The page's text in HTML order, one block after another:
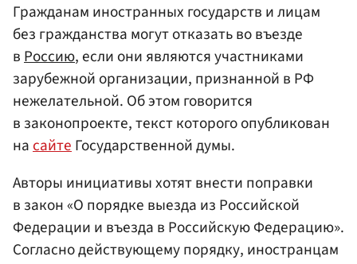
Гражданам иностранных государств и лицам
без гражданства могут отказать во въезде
вРоссию, если они являются участниками
зарубежной организации, признанной в РФ
нежелательной. Об этом говорится
в законопроекте, текст которого опубликован
насайтеГосударственной думы.
Авторы инициативы хотят внести поправки
в закон «О порядке выезда из Российской
Федерации и въезда в Российскую Федерацию».
Согласно действующему порядку, иностранцам